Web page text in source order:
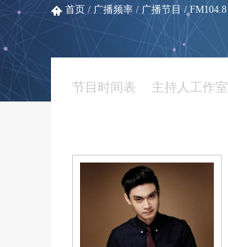
首页 / 广播频率 / 广播节目 / FM104.8
节目时间表 主持人工作室